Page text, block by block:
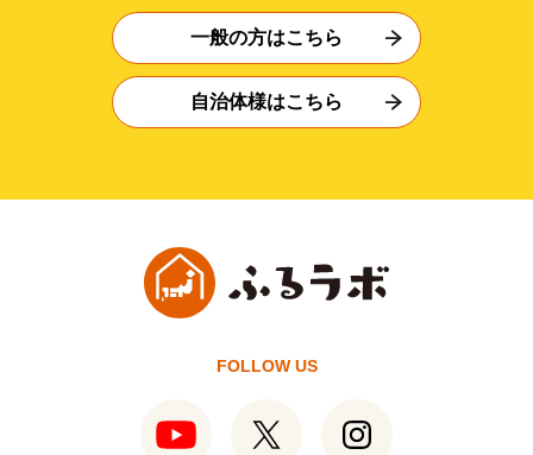
一般の方はこちら
自治体様はこちら
FOLLOW US